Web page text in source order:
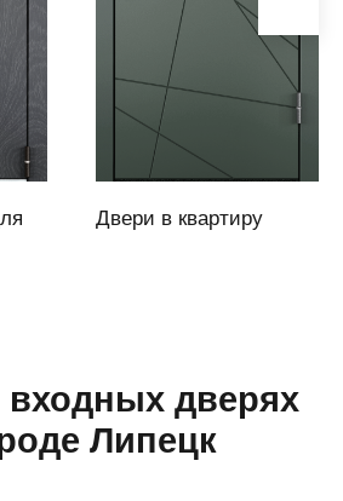
Двери в квартиру
дверях
Липецк